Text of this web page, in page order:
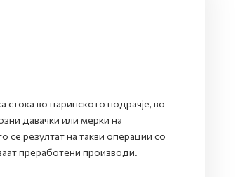
стока во царинското подрачје, во
давачки или мерки на
резултат на такви операции со
преработени производи.